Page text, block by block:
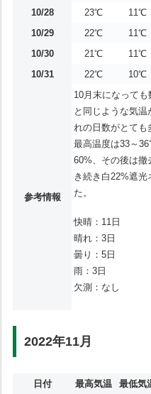
10/28
23℃ 11℃
10/29
22℃ 11℃
10/30
21℃ 11℃
10/31
22℃ 10℃
参考情報
10月末になって
と同じような気
れの日数がとても
最高温度は33～
60%、その後は撤
き続き白22%遮
た。
快晴：11日
晴れ：3日
曇り：5日
雨：3日
欠測：なし
2022年11月
日付 最高気温 最低気